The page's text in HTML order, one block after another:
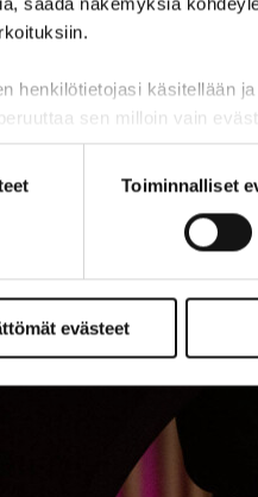
henkilötietojasi käsitellään
sen milloin vain
osa sivuston
Toiminnalliset
evästeet